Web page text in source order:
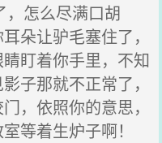
怎么尽满口胡
朵让驴毛塞住了，
盯着你手里，不知
子那就不正常了，
，依照你的意思，
等着生炉子啊！